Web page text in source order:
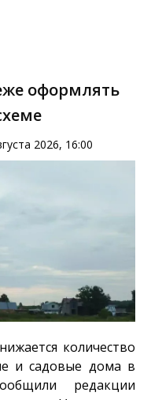
оформлять
2026, 16:00
количество
и садовые дома в
редакции